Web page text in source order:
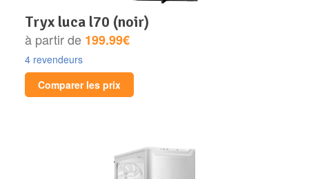
tryx luca l70 (noir)
à partir de 199.99€
4 revendeurs
Comparer les prix